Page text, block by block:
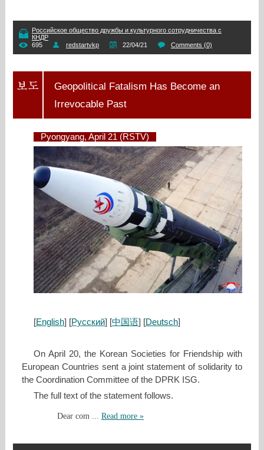
Российское общество дружбы и культурного сотрудничества с
КНДР
695
redstartvkp 22/04/21 Comments (0)
Geopolitical Fatalism Has Become an
Irrevocable Past
Pyongyang, April 21 (RSTV)
[English] [Русский] [中国语] [Deutsch]
On April 20, the Korean Societies for Friendship with
European Countries sent a joint statement of solidarity to
the Coordination Committee of the DPRK ISG.
The full text of the statement follows.
Dear com Read more »